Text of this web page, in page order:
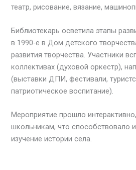
театр, рисование, вязание,
Библиотекарь осветила этапы
в 1990-е в Дом детского
развития творчества. Участники
коллективах (духовой оркестр),
(выставки ДПИ, фестивали,
патриотическое воспитание).
Мероприятие прошло
школьникам, что способствовало
изучение истории села.